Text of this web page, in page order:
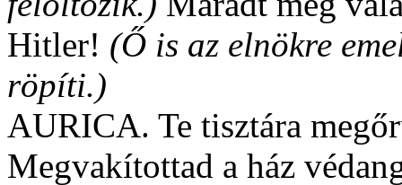
Hitler! (Ő is az elnökre
röpíti.)
AURICA. Te tisztára
Megvakítottad a ház